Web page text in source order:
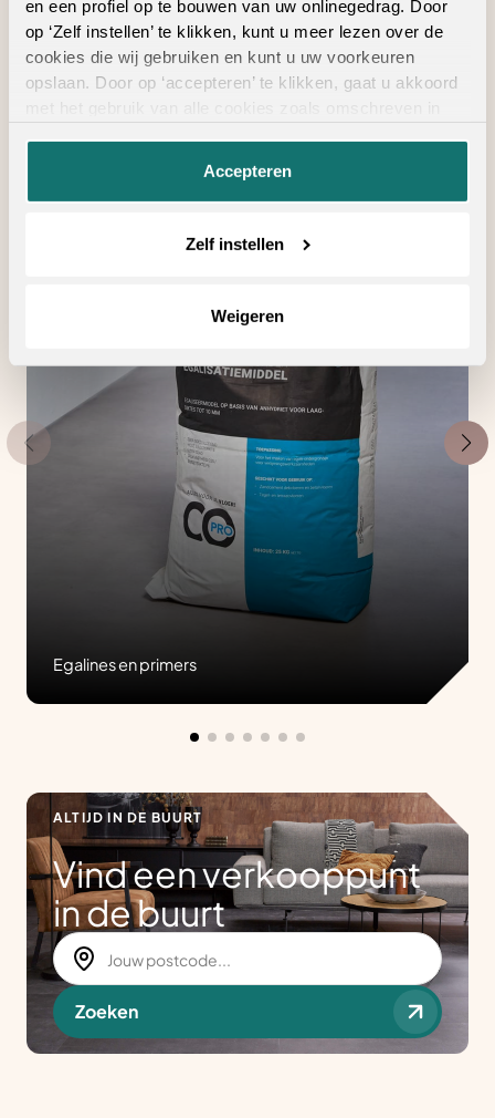
en een profiel op te bouwen van uw onlinegedrag. Door
op ‘Zelf instellen’ te klikken, kunt u meer lezen over de
cookies die wij gebruiken en kunt u uw voorkeuren
opslaan. Door op ‘accepteren’ te klikken, gaat u akkoord
Accepteren
Zelf instellen
Weigeren
Geschikte
vloertoebehoren
Egalines en primers
ALTIJD IN DE BUURT
Vind een verkooppunt
in de buurt
Zoeken